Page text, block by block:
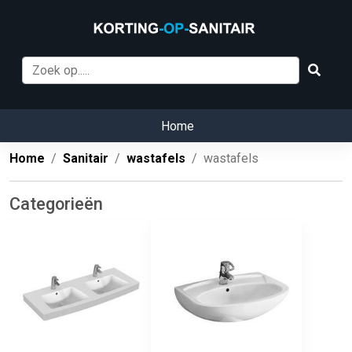
Home
Home Sanitair wastafels wastafels
Categorieën